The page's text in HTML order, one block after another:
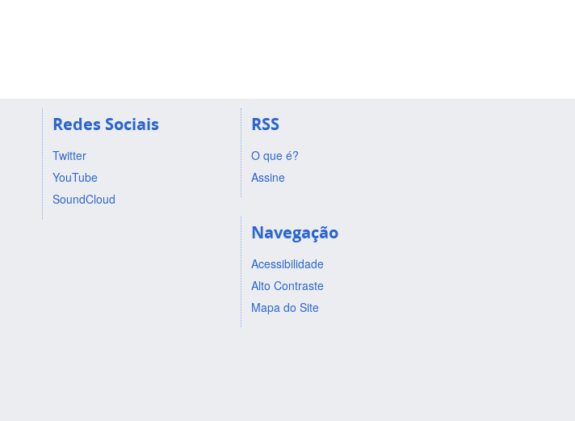
Redes Sociais
Twitter
YouTube
SoundCloud
RSS
O que é?
Assine
Navegação
Acessibilidade
Alto Contraste
Mapa do Site